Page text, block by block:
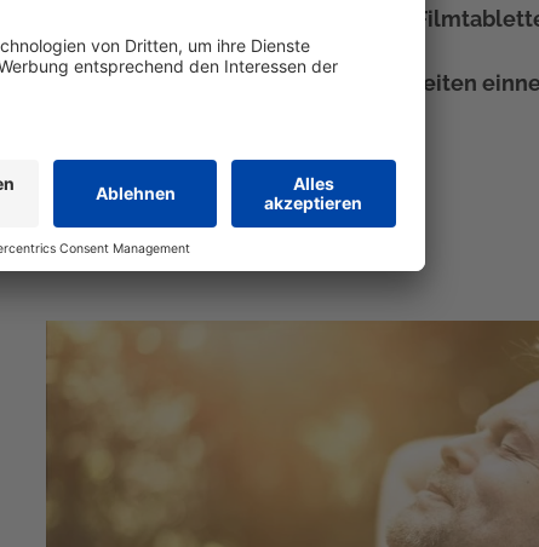
Geschmacksneutrale
unabhängig von Mahlzeiten
Zu Solarvit Osteo